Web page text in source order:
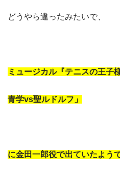
どうやら違ったみたいで、
ミュージカル『テニスの王子
青学vs聖ルドルフ」
に金田一郎役で出ていたよう